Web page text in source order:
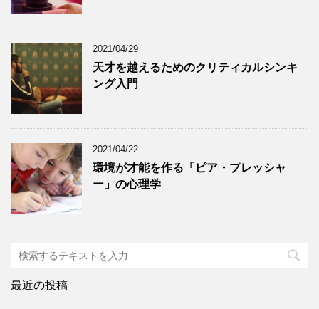
2021/04/29
天才を越えるためのクリティカルシンキ
ング入門
2021/04/22
環境が才能を作る「ピア・プレッシャ
ー」の心理学
最近の投稿